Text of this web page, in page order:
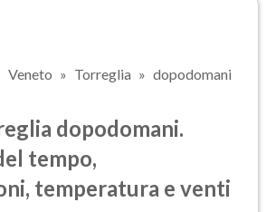
Veneto Torreglia dopodomani
dopodomani.
tempo,
temperatura e venti